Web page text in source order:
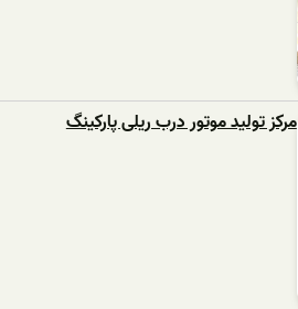
مرکز تولید موتور درب ریلی پارکینگ